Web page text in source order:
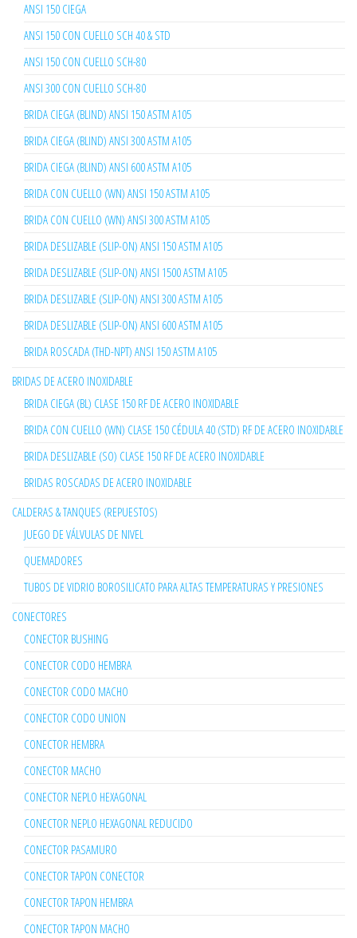
ANSI 150 CIEGA
ANSI 150 CON CUELLO SCH 40 & STD
ANSI 150 CON CUELLO SCH-80
ANSI 300 CON CUELLO SCH-80
BRIDA CIEGA (BLIND) ANSI 150 ASTM A105
BRIDA CIEGA (BLIND) ANSI 300 ASTM A105
BRIDA CIEGA (BLIND) ANSI 600 ASTM A105
BRIDA CON CUELLO (WN) ANSI 150 ASTM A105
BRIDA CON CUELLO (WN) ANSI 300 ASTM A105
BRIDA DESLIZABLE (SLIP-ON) ANSI 150 ASTM A105
BRIDA DESLIZABLE (SLIP-ON) ANSI 1500 ASTM A105
BRIDA DESLIZABLE (SLIP-ON) ANSI 300 ASTM A105
BRIDA DESLIZABLE (SLIP-ON) ANSI 600 ASTM A105
BRIDA ROSCADA (THD-NPT) ANSI 150 ASTM A105
BRIDAS DE ACERO INOXIDABLE
BRIDA CIEGA (BL) CLASE 150 RF DE ACERO INOXIDABLE
BRIDA CON CUELLO (WN) CLASE 150 CÉDULA 40 (STD) RF DE ACERO INOXIDABLE
BRIDA DESLIZABLE (SO) CLASE 150 RF DE ACERO INOXIDABLE
BRIDAS ROSCADAS DE ACERO INOXIDABLE
CALDERAS & TANQUES (REPUESTOS)
JUEGO DE VÁLVULAS DE NIVEL
QUEMADORES
TUBOS DE VIDRIO BOROSILICATO PARA ALTAS TEMPERATURAS Y PRESIONES
CONECTORES
CONECTOR BUSHING
CONECTOR CODO HEMBRA
CONECTOR CODO MACHO
CONECTOR CODO UNION
CONECTOR HEMBRA
CONECTOR MACHO
CONECTOR NEPLO HEXAGONAL
CONECTOR NEPLO HEXAGONAL REDUCIDO
CONECTOR PASAMURO
CONECTOR TAPON CONECTOR
CONECTOR TAPON HEMBRA
CONECTOR TAPON MACHO